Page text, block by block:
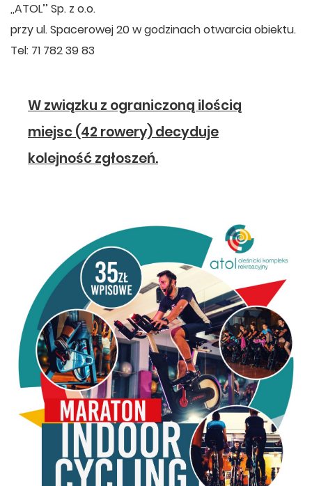
,,ATOL’’ Sp. z o.o.
przy ul. Spacerowej 20 w godzinach otwarcia obiektu.
Tel: 71 782 39 83
W związku z ograniczoną ilością
miejsc (42 rowery) decyduje
kolejność zgłoszeń.